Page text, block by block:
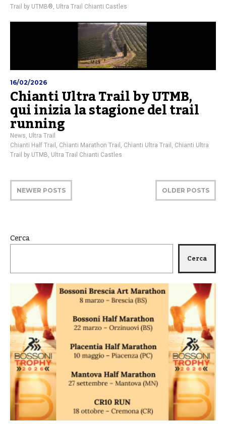
Trail by UTMB® Ultra Trail Chianti Castles
16/02/2026
Chianti Ultra Trail by UTMB,
qui inizia la stagione del trail
running
News, Ultra Trail
Chianti Half Trail , Chianti Marathon Trail , Chianti Ultra Trail , Chianti Ultra
Trail by UTMB, Ultra Trail Chianti Castles
NEWER POSTS OLDER POSTS
Cerca
Cerca